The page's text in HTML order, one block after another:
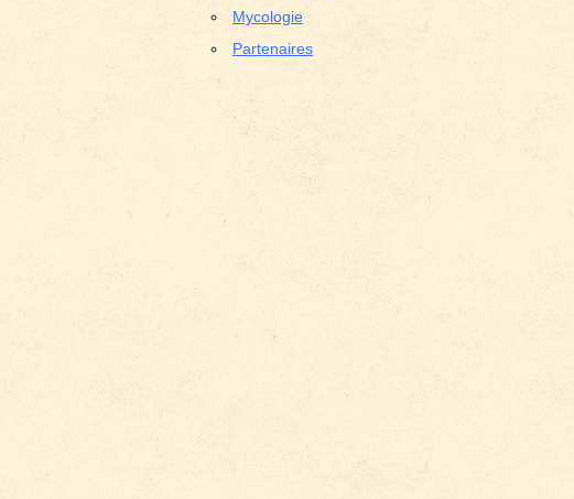
Mycologie
Partenaires